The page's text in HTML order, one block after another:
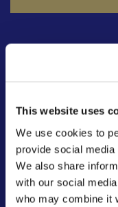
This website uses
We use cookies to
provide social
We also share
with our social
who may combine it